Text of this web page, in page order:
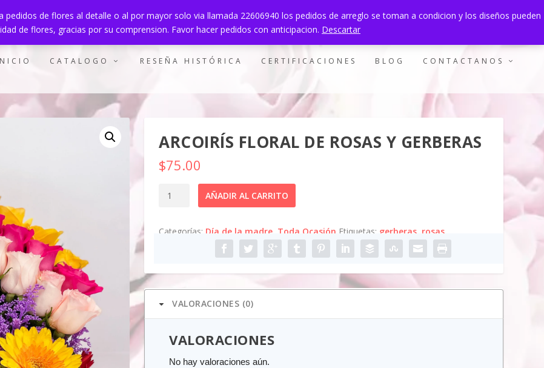
de flores al detalle o al por mayor solo via llamada 22606940 los pedidos de arreglo se toman a condicion y los diseños pueden
de flores, gracias por su comprension. Favor hacer pedidos con anticipacion. Descartar
0 ITEMS
CATALOGO RESEÑA HISTÓRICA CERTIFICACIONES BLOG CONTACTANOS
ARCOIRÍS FLORAL DE ROSAS Y GERBERAS
$75.00
Arcoirís
rosas
cantidad
AÑADIR AL CARRITO
Categorías: Día de la madre Toda Ocasión Etiquetas: gerberas rosas
VALORACIONES (0)
VALORACIONES
No hay valoraciones aún.